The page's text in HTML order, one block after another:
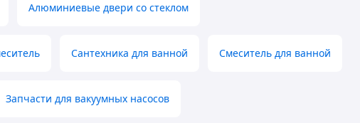
Алюминиевые двери со стеклом
Сантехника для ванной Смеситель для ванной
Запчасти для вакуумных насосов